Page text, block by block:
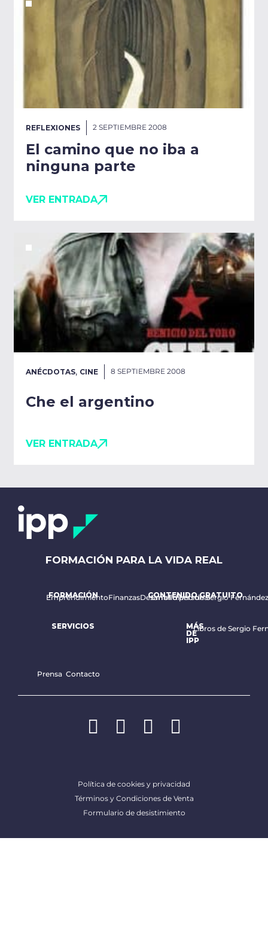
REFLEXIONES 2 SEPTIEMBRE 2008
El camino que no iba a
ninguna parte
VER ENTRADA
ANÉCDOTAS, CINE 8 SEPTIEMBRE 2008
Che el argentino
VER ENTRADA
FORMACIÓN PARA LA VIDA REAL
FORMACIÓN
EmprendimientoFinanzasDesarrollo personal
CONTENIDO GRATUITO
Email diario de Sergio Fernández
SERVICIOS
MÁS
DE
IPP
Libros de Sergio
Prensa Contacto
Política de cookies y privacidad
Términos y Condiciones de Venta
Formulario de desistimiento